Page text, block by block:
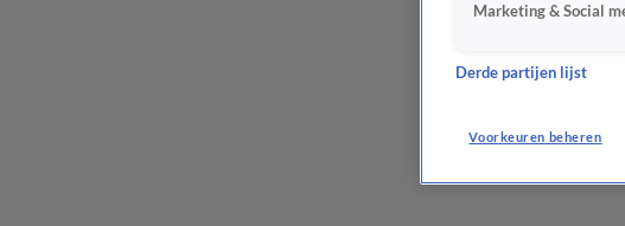
Marketing & Social
Derde partijen lijst
Voorkeuren beheren